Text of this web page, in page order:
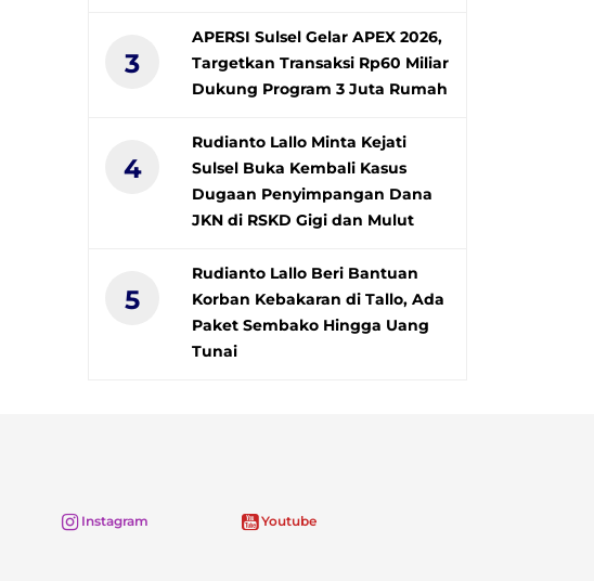
3
APERSI Sulsel Gelar APEX 2026,
Targetkan Transaksi Rp60 Miliar
Dukung Program 3 Juta Rumah
4
Rudianto Lallo Minta Kejati
Sulsel Buka Kembali Kasus
Dugaan Penyimpangan Dana
JKN di RSKD Gigi dan Mulut
5
Rudianto Lallo Beri Bantuan
Korban Kebakaran di Tallo, Ada
Paket Sembako Hingga Uang
Tunai
Instagram Youtube